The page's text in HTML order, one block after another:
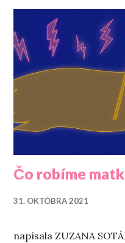
Čo robíme
31. OKTÓBRA 2021
napísala ZUZANA